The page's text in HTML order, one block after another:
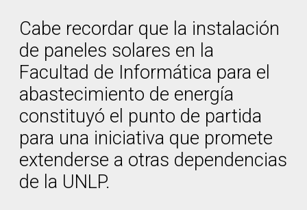
Cabe recordar que la instalación
de paneles solares en la
Facultad de Informática para el
abastecimiento de energía
constituyó el punto de partida
para una iniciativa que promete
extenderse a otras dependencias
de la UNLP.